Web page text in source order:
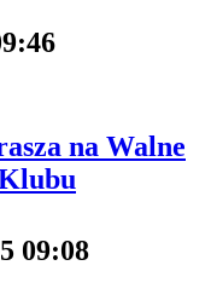
na Walne
09:08